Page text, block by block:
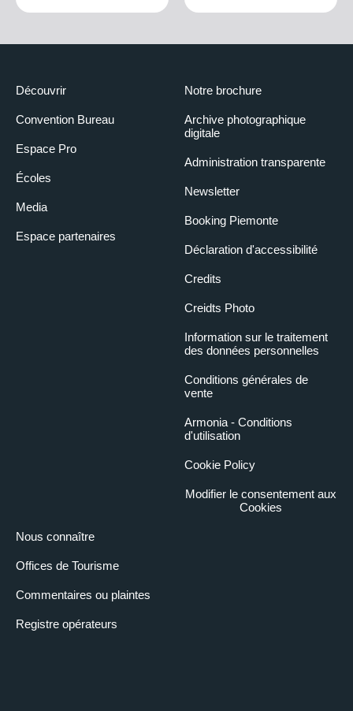
Découvrir
Convention Bureau
Espace Pro
Écoles
Media
Espace partenaires
Nous connaître
Offices de Tourisme
Commentaires ou plaintes
Registre opérateurs
Notre brochure
Archive photographique
digitale
Administration transparente
Newsletter
Booking Piemonte
Déclaration d'accessibilité
Credits
Creidts Photo
Information sur le traitement
des données personnelles
Conditions générales de
vente
Armonia - Conditions
d'utilisation
Cookie Policy
Modifier le consentement aux
Cookies